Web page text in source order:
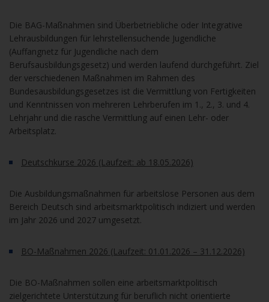
Die BAG-Maßnahmen sind Überbetriebliche oder Integrative
Lehrausbildungen für lehrstellensuchende Jugendliche
(Auffangnetz für Jugendliche nach dem
Berufsausbildungsgesetz) und werden laufend durchgeführt. Ziel
der verschiedenen Maßnahmen im Rahmen des
Bundesausbildungsgesetzes ist die Vermittlung von Fertigkeiten
und Kenntnissen von mehreren Lehrberufen im 1., 2., 3. und 4.
Lehrjahr und die rasche Vermittlung auf einen Lehr- oder
Arbeitsplatz.
Deutschkurse 2026 (Laufzeit: ab 18.05.2026)
Die Ausbildungsmaßnahmen für arbeitslose Personen aus dem
Bereich Deutsch sind arbeitsmarktpolitisch indiziert und werden
im Jahr 2026 und 2027 umgesetzt.
BO-Maßnahmen 2026 (Laufzeit: 01.01.2026 – 31.12.2026)
Die BO-Maßnahmen sollen eine arbeitsmarktpolitisch
zielgerichtete Unterstützung für beruflich nicht orientierte